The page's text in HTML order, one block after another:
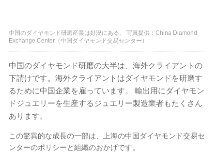
中国のダイヤモンド研磨産業は好況にある。 写真提供：China Diamond
Exchange Center（中国ダイヤモンド交易センター）
中国のダイヤモンド研磨の大半は、海外クライアントの
下請けです。海外クライアントはダイヤモンドを研磨す
るために中国企業を雇っています。 輸出用にダイヤモン
ドジュエリーを生産するジュエリー製造業者もたくさん
あります。
この驚異的な成長の一部は、上海の中国ダイヤモンド交易セ
ンターのポリシーと組織のおかげです。